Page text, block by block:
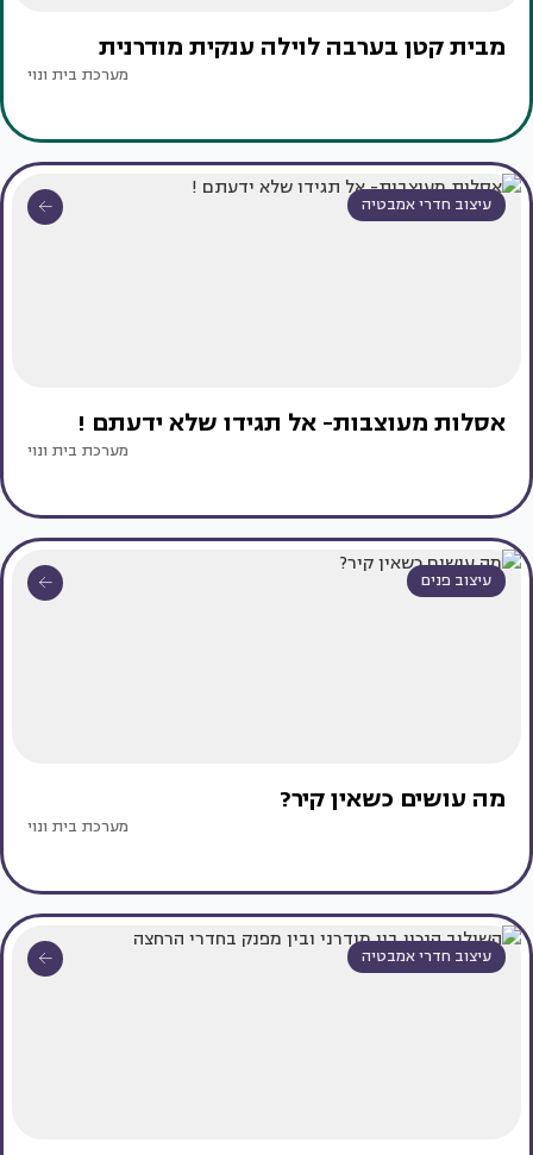
מבית קטן בערבה לוילה ענקית מודרנית
מערכת בית ונוי
עיצוב חדרי אמבטיה
אסלות מעוצבות- אל תגידו שלא ידעתם !
מערכת בית ונוי
עיצוב פנים
מה עושים כשאין קיר?
מערכת בית ונוי
עיצוב חדרי אמבטיה